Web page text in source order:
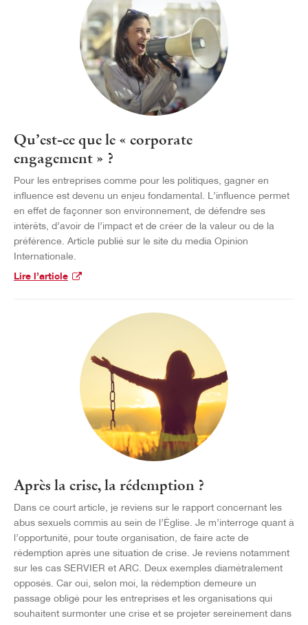
Qu’est-ce que le « corporate
engagement » ?
Pour les entreprises comme pour les politiques, gagner en
influence est devenu un enjeu fondamental. L’influence permet
en effet de façonner son environnement, de défendre ses
intérêts, d’avoir de l’impact et de créer de la valeur ou de la
préférence. Article publié sur le site du media Opinion
Internationale.
Lire l’article
Après la crise, la rédemption ?
Dans ce court article, je reviens sur le rapport concernant les
abus sexuels commis au sein de l’Église. Je m’interroge quant à
l’opportunité, pour toute organisation, de faire acte de
rédemption après une situation de crise. Je reviens notamment
sur les cas SERVIER et ARC. Deux exemples diamétralement
opposés. Car oui, selon moi, la rédemption demeure un
passage obligé pour les entreprises et les organisations qui
souhaitent surmonter une crise et se projeter sereinement dans